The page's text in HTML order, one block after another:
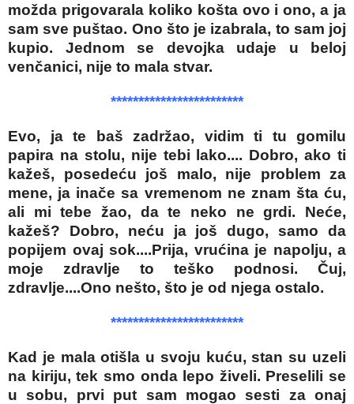
možda prigovarala koliko košta ovo i ono, a ja
sam sve puštao. Ono što je izabrala, to sam joj
kupio. Jednom se devojka udaje u beloj
venčanici, nije to mala stvar.
************************
Evo, ja te baš zadržao, vidim ti tu gomilu
papira na stolu, nije tebi lako.... Dobro, ako ti
kažeš, posedeću još malo, nije problem za
mene, ja inače sa vremenom ne znam šta ću,
ali mi tebe žao, da te neko ne grdi. Neće,
kažeš? Dobro, neću ja još dugo, samo da
popijem ovaj sok....Prija, vrućina je napolju, a
moje zdravlje to teško podnosi. Čuj,
zdravlje....Ono nešto, što je od njega ostalo.
************************
Kad je mala otišla u svoju kuću, stan su uzeli
na kiriju, tek smo onda lepo živeli. Preselili se
u sobu, prvi put sam mogao sesti za onaj